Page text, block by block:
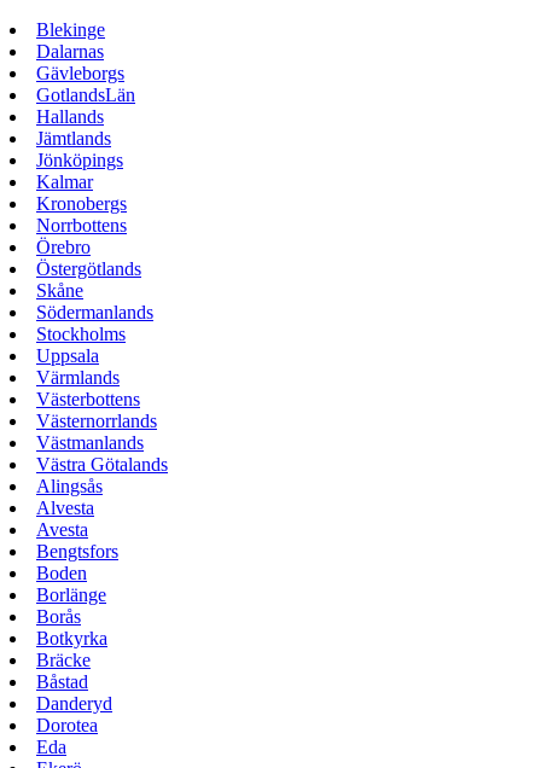
Blekinge
Dalarnas
Gävleborgs
GotlandsLän
Hallands
Jämtlands
Jönköpings
Kalmar
Kronobergs
Norrbottens
Örebro
Östergötlands
Skåne
Södermanlands
Stockholms
Uppsala
Värmlands
Västerbottens
Västernorrlands
Västmanlands
Västra Götalands
Alingsås
Alvesta
Avesta
Bengtsfors
Boden
Borlänge
Borås
Botkyrka
Bräcke
Båstad
Danderyd
Dorotea
Eda